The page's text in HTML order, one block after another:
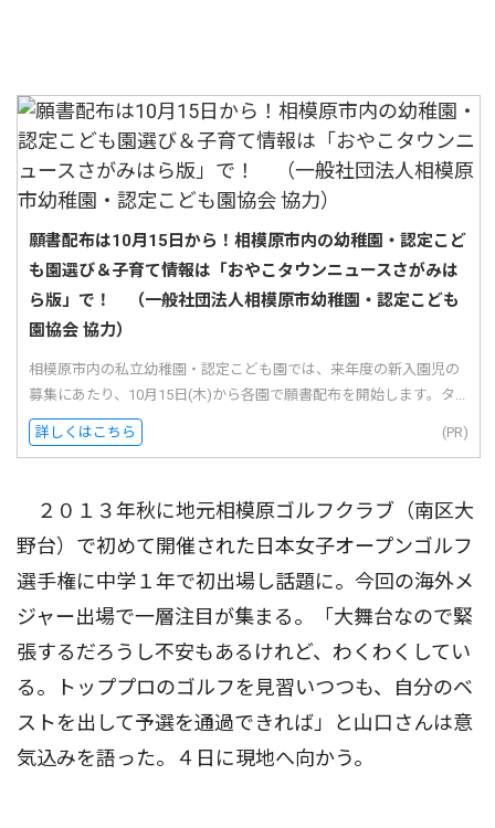
願書配布は10月15日から！相模原市内の幼稚園・認定こど
も園選び＆子育て情報は「おやこタウンニュースさがみは
ら版」で！ （一般社団法人相模原市幼稚園・認定こども
園協会 協力）
相模原市内の私立幼稚園・認定こども園では、来年度の新入園児の
募集にあたり、10月15日(木)から各園で願書配布を開始します。タ...
詳しくはこちら (PR)
２０１３年秋に地元相模原ゴルフクラブ（南区大
野台）で初めて開催された日本女子オープンゴルフ
選手権に中学１年で初出場し話題に。今回の海外メ
ジャー出場で一層注目が集まる。「大舞台なので緊
張するだろうし不安もあるけれど、わくわくしてい
る。トッププロのゴルフを見習いつつも、自分のベ
ストを出して予選を通過できれば」と山口さんは意
気込みを語った。４日に現地へ向かう。